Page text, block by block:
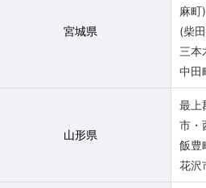
宮城県
麻町
(柴
三本
中田
山形県
最上
市・
飯豊
花沢